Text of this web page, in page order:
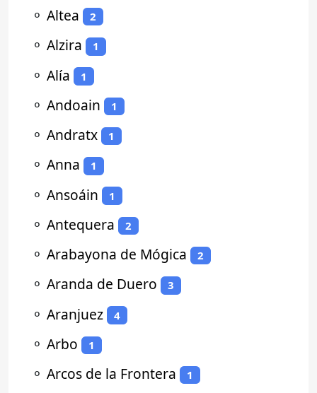
⚬ Altea 2
⚬ Alzira 1
⚬ Alía 1
⚬ Andoain 1
⚬ Andratx 1
⚬ Anna 1
⚬ Ansoáin 1
⚬ Antequera 2
⚬ Arabayona de Mógica 2
⚬ Aranda de Duero 3
⚬ Aranjuez 4
⚬ Arbo 1
⚬ Arcos de la Frontera 1